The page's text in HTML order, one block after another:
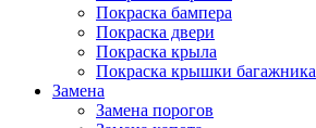
Покраска бампера
Покраска двери
Покраска крыла
Покраска крышки багажника
Замена
Замена порогов